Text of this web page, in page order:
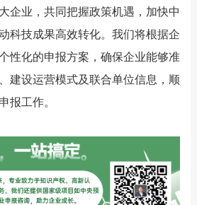
企业，共同把握政策机遇，加快中
科技成果高效转化。我们将根据企
性化的申报方案，确保企业能够准
建设运营模式及联合单位信息，顺
报工作。